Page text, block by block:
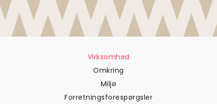
Virksomhed
Omkring
Miljø
Forretningsforespørgsler